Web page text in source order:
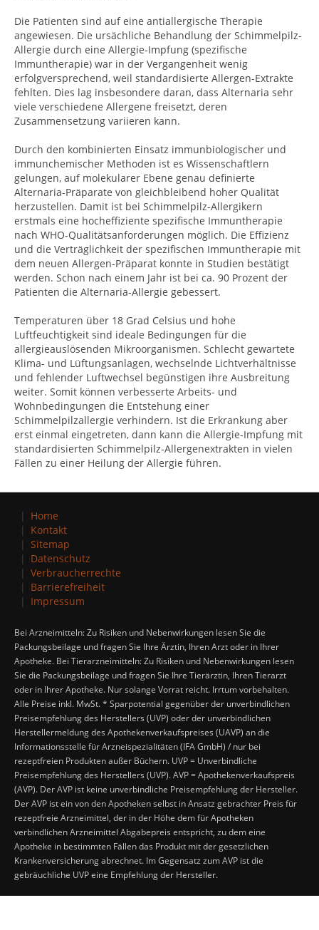
Die Patienten sind auf eine antiallergische Therapie
angewiesen. Die ursächliche Behandlung der Schimmelpilz-
Allergie durch eine Allergie-Impfung (spezifische
Immuntherapie) war in der Vergangenheit wenig
erfolgversprechend, weil standardisierte Allergen-Extrakte
fehlten. Dies lag insbesondere daran, dass Alternaria sehr
viele verschiedene Allergene freisetzt, deren
Zusammensetzung variieren kann.
Durch den kombinierten Einsatz immunbiologischer und
immunchemischer Methoden ist es Wissenschaftlern
gelungen, auf molekularer Ebene genau definierte
Alternaria-Präparate von gleichbleibend hoher Qualität
herzustellen. Damit ist bei Schimmelpilz-Allergikern
erstmals eine hocheffiziente spezifische Immuntherapie
nach WHO-Qualitätsanforderungen möglich. Die Effizienz
und die Verträglichkeit der spezifischen Immuntherapie mit
dem neuen Allergen-Präparat konnte in Studien bestätigt
werden. Schon nach einem Jahr ist bei ca. 90 Prozent der
Patienten die Alternaria-Allergie gebessert.
Temperaturen über 18 Grad Celsius und hohe
Luftfeuchtigkeit sind ideale Bedingungen für die
allergieauslösenden Mikroorganismen. Schlecht gewartete
Klima- und Lüftungsanlagen, wechselnde Lichtverhältnisse
und fehlender Luftwechsel begünstigen ihre Ausbreitung
weiter. Somit können verbesserte Arbeits- und
Wohnbedingungen die Entstehung einer
Schimmelpilzallergie verhindern. Ist die Erkrankung aber
erst einmal eingetreten, dann kann die Allergie-Impfung mit
standardisierten Schimmelpilz-Allergenextrakten in vielen
Fällen zu einer Heilung der Allergie führen.
Home
Kontakt
Sitemap
Datenschutz
Verbraucherrechte
Barrierefreiheit
Impressum
Bei Arzneimitteln: Zu Risiken und Nebenwirkungen lesen Sie die
Packungsbeilage und fragen Sie Ihre Ärztin, Ihren Arzt oder in Ihrer
Apotheke. Bei Tierarzneimitteln: Zu Risiken und Nebenwirkungen lesen
Sie die Packungsbeilage und fragen Sie Ihre Tierärztin, Ihren Tierarzt
oder in Ihrer Apotheke. Nur solange Vorrat reicht. Irrtum vorbehalten.
Alle Preise inkl. MwSt. * Sparpotential gegenüber der unverbindlichen
Preisempfehlung des Herstellers (UVP) oder der unverbindlichen
Herstellermeldung des Apothekenverkaufspreises (UAVP) an die
Informationsstelle für Arzneispezialitäten (IFA GmbH) / nur bei
rezeptfreien Produkten außer Büchern. UVP = Unverbindliche
Preisempfehlung des Herstellers (UVP). AVP = Apothekenverkaufspreis
(AVP). Der AVP ist keine unverbindliche Preisempfehlung der Hersteller.
Der AVP ist ein von den Apotheken selbst in Ansatz gebrachter Preis für
rezeptfreie Arzneimittel, der in der Höhe dem für Apotheken
verbindlichen Arzneimittel Abgabepreis entspricht, zu dem eine
Apotheke in bestimmten Fällen das Produkt mit der gesetzlichen
Krankenversicherung abrechnet. Im Gegensatz zum AVP ist die
gebräuchliche UVP eine Empfehlung der Hersteller.